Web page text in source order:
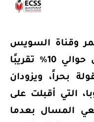
وقناة السويس
يستحوذان في السابق على حوالي 10% تقريبًا
بحراً، ويزودان
التي أقبلت على
المسال بعدما